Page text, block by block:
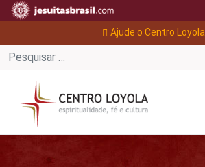
Ajude o Centro Loyola